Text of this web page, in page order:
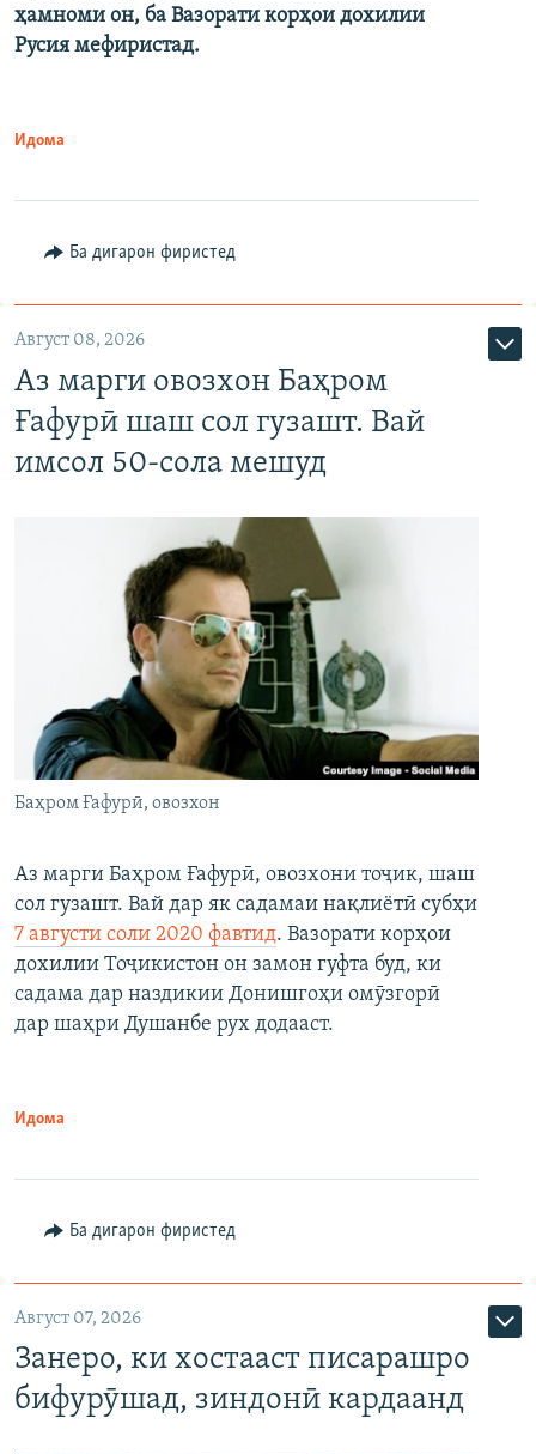
ҳамноми он, ба Вазорати корҳои дохилии
Русия мефиристад.
Идома
Ба дигарон фиристед
Август 08, 2026
Аз марги овозхон Баҳром
Ғафурӣ шаш сол гузашт. Вай
имсол 50-сола мешуд
Баҳром Ғафурӣ, овозхон
Аз марги Баҳром Ғафурӣ, овозхони тоҷик, шаш
сол гузашт. Вай дар як садамаи нақлиётӣ субҳи
7 августи соли 2020 фавтид. Вазорати корҳои
дохилии Тоҷикистон он замон гуфта буд, ки
садама дар наздикии Донишгоҳи омӯзгорӣ
дар шаҳри Душанбе рух додааст.
Идома
Ба дигарон фиристед
Август 07, 2026
Занеро, ки хостааст писарашро
бифурӯшад, зиндонӣ кардаанд